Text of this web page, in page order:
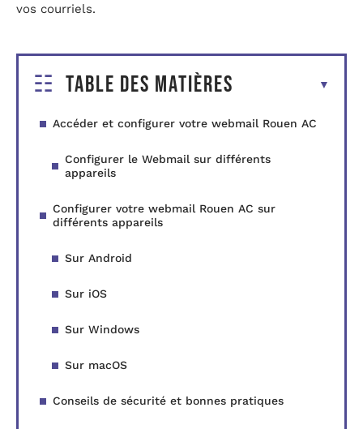
vos courriels.
Table des matières
Accéder et configurer votre webmail Rouen AC
Configurer le Webmail sur différents
appareils
Configurer votre webmail Rouen AC sur
différents appareils
Sur Android
Sur iOS
Sur Windows
Sur macOS
Conseils de sécurité et bonnes pratiques